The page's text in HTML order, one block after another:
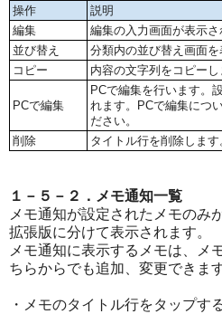
操作
説明
編集
編集の入力画面が表示さ
並び替え
分類内の並び替え画面を
コピー
内容の文字列をコピーし
PCで編集
PCで編集を行います。
れます。PCで編集につい
ださい。
削除
タイトル行を削除します
１－５－２．メモ通知一覧
メモ通知が設定されたメモのみ
拡張版に分けて表示されます。
メモ通知に表示するメモは、メ
ちらからでも追加、変更できます
・メモのタイトル行をタップす